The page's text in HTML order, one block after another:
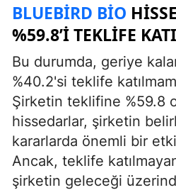
BLUEBIRD BIO
%59.8’I TEKLIFE
Bu durumda, geriye
%40.2'si teklife
Şirketin teklifine %59.8
hissedarlar, şirketin
kararlarda önemli bir
Ancak, teklife
şirketin geleceği